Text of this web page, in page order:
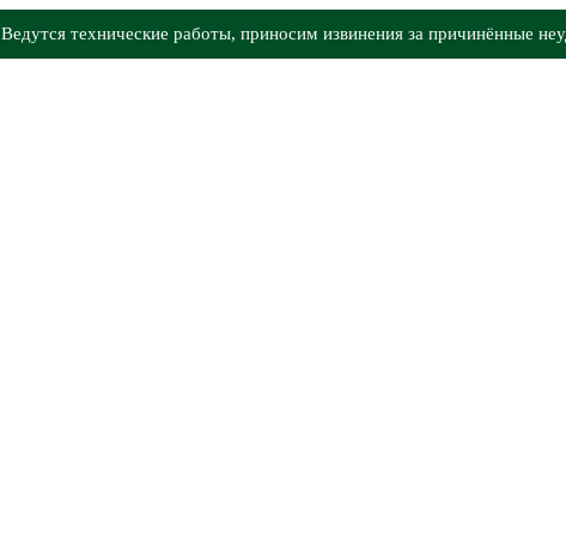
Ведутся технические работы, приносим извинения за причинённые